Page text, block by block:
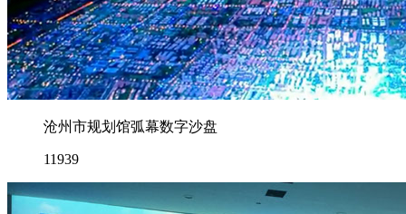
沧州市规划馆弧幕数字沙盘
11939